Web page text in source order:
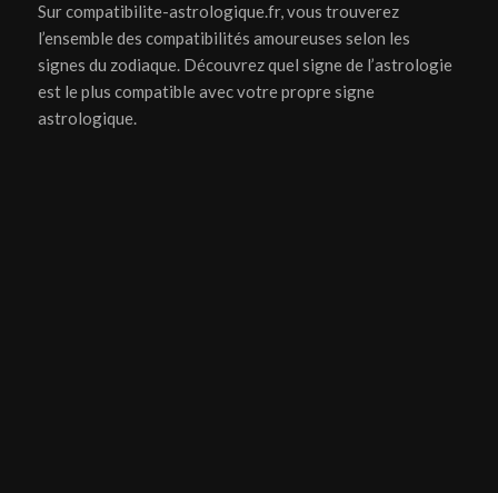
Sur compatibilite-astrologique.fr, vous trouverez
l’ensemble des compatibilités amoureuses selon les
signes du zodiaque. Découvrez quel signe de l’astrologie
est le plus compatible avec votre propre signe
astrologique.